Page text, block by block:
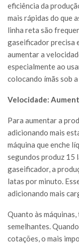
eficiência da
mais rápidas do que
linha reta são
gaseificador precisa
aumentar a
especialmente ao
colocando ímãs sob
Velocidade:
Para aumentar a
adicionando mais
máquina que enche
segundos produz 15
gaseificador, a
latas por minuto.
adicionando mais
Quanto às máquinas,
semelhantes.
cotações, o mais